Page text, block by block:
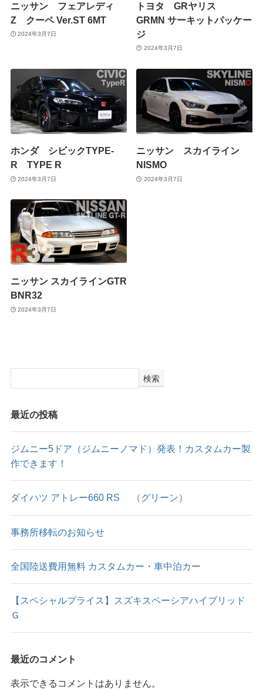
ニッサン フェアレディ
Z クーペ Ver.ST 6MT
2024年3月7日
トヨタ GRヤリス
GRMN サーキットパッケー
ジ
2024年3月7日
ホンダ シビックTYPE-
R TYPE R
2024年3月7日
ニッサン スカイライン
NISMO
2024年3月7日
ニッサン スカイラインGTR
BNR32
2024年3月7日
検索
最近の投稿
ジムニー5ドア（ジムニーノマド）発表！カスタムカー製
作できます！
ダイハツ アトレー660 RS （グリーン）
事務所移転のお知らせ
全国陸送費用無料 カスタムカー・車中泊カー
【スペシャルプライス】スズキスペーシアハイブリッド
Ｇ
最近のコメント
表示できるコメントはありません。